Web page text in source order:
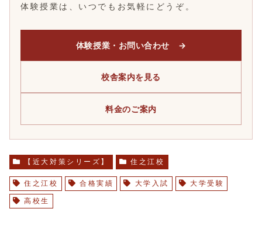
体験授業は、いつでもお気軽にどうぞ。
体験授業・お問い合わせ →
校舎案内を見る
料金のご案内
【近大対策シリーズ】 住之江校
住之江校 合格実績 大学入試 大学受験
高校生